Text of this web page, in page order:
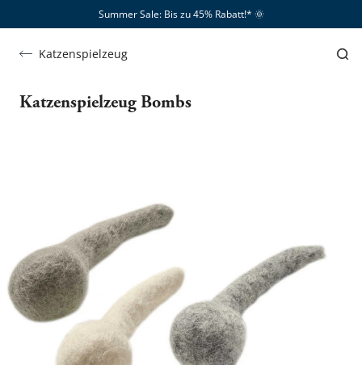
Summer Sale: Bis zu 45% Rabatt!*​ 🌞
Katzenspielzeug
Katzenspielzeug Bombs